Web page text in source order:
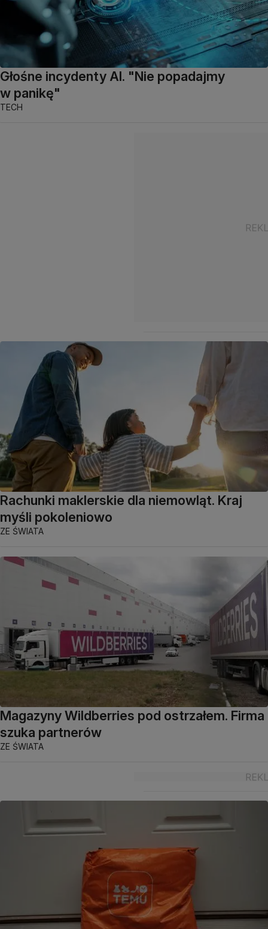
Głośne incydenty AI. "Nie popadajmy
w panikę"
TECH
Rachunki maklerskie dla niemowląt. Kraj
myśli pokoleniowo
ZE ŚWIATA
Magazyny Wildberries pod ostrzałem. Firma
szuka partnerów
ZE ŚWIATA